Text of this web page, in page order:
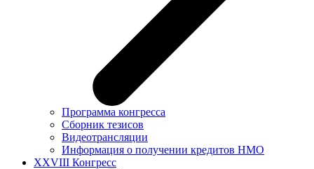
Программа конгресса
Сборник тезисов
Видеотрансляции
Информация о получении кредитов НМО
XXVIII Конгресс